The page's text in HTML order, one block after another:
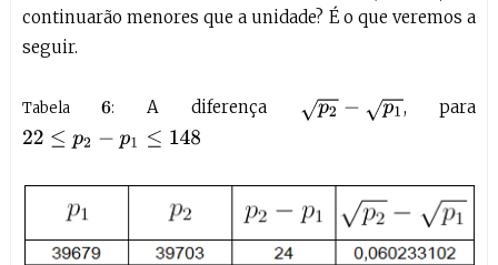
continuarão menores que a unidade? É o que veremos a
seguir.
Tabela6: A diferença p 2−p1
, para
22≤ p2 −p1 ≤148